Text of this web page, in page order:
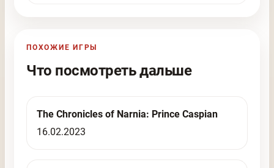
ПОХОЖИЕ ИГРЫ
Что посмотреть дальше
The Chronicles of Narnia: Prince Caspian
16.02.2023